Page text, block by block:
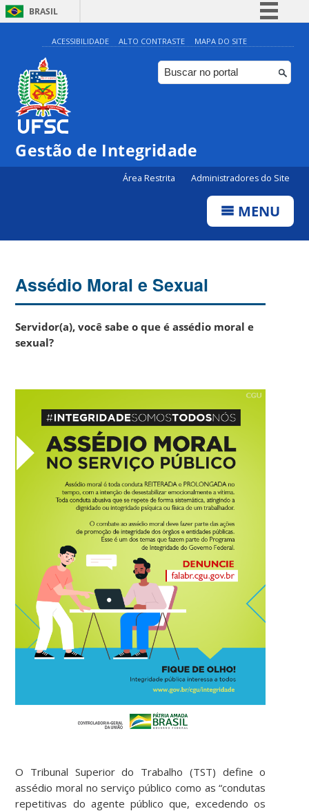
BRASIL
Simplifique!
Comunica BR
Participe
ACESSIBILIDADE ALTO CONTRASTE MAPA DO SITE
Gestão de Integridade
Área Restrita Administradores do Site
MENU
Assédio Moral e Sexual
Servidor(a), você sabe o que é assédio moral e
sexual?
O Tribunal Superior do Trabalho (TST) define o
assédio moral no serviço público como as “condutas
repetitivas do agente público que, excedendo os